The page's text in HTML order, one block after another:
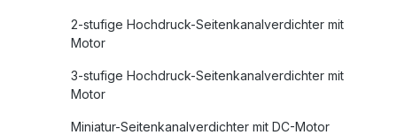
2-stufige Hochdruck-Seitenkanalverdichter mit
Motor
3-stufige Hochdruck-Seitenkanalverdichter mit
Motor
Miniatur-Seitenkanalverdichter mit DC-Motor